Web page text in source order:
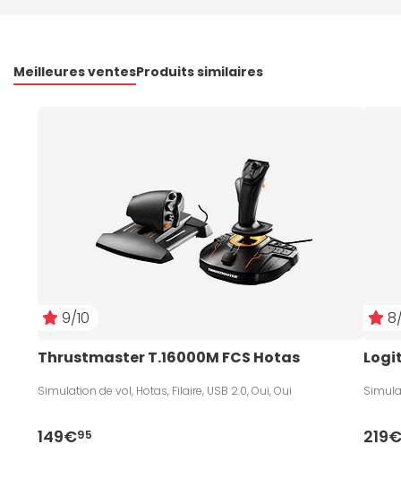
Meilleures ventesProduits similaires
9/10
Thrustmaster T.16000M FCS Hotas
Simulation de vol, Hotas, Filaire, USB 2.0, Oui, Oui
149€95